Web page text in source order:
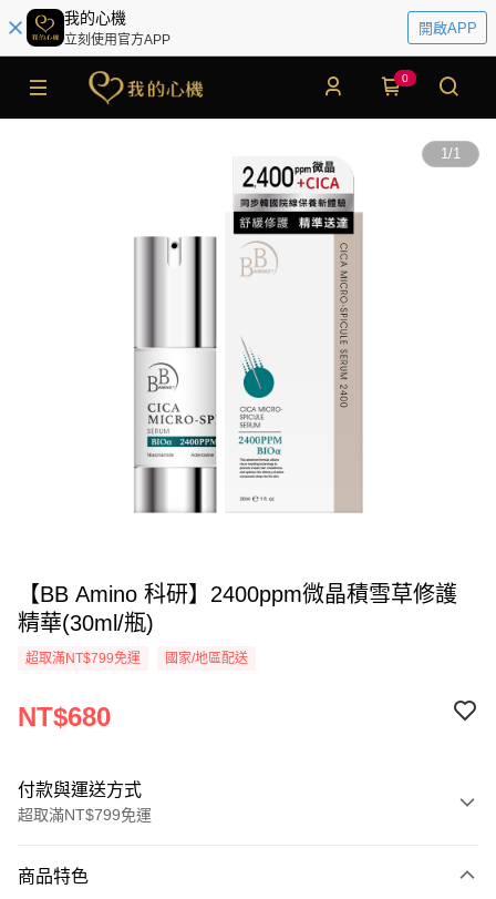
我的心機
立刻使用官方APP
開啟APP
0
1/1
【BB Amino 科研】2400ppm微晶積雪草修護
精華(30ml/瓶)
超取滿NT$799免運 國家/地區配送
NT$680
付款與運送方式
超取滿NT$799免運
信用卡一次付款
商品特色